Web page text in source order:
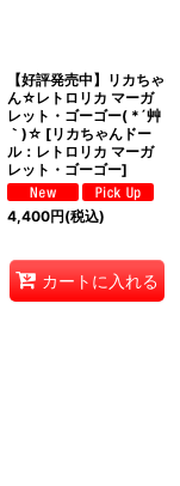
【好評発売中】リカちゃ
ん☆レトロリカ マーガ
レット・ゴーゴー( *´艸
｀)☆ [リカちゃんドー
ル：レトロリカ マーガ
レット・ゴーゴー]
4,400円(税込)
カートに入れる